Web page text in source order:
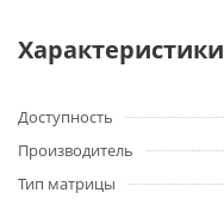
Характеристики
Доступность
Производитель
Тип матрицы